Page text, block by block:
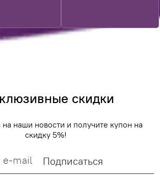
скидки
наши новости и получите купон на
скидку 5%!